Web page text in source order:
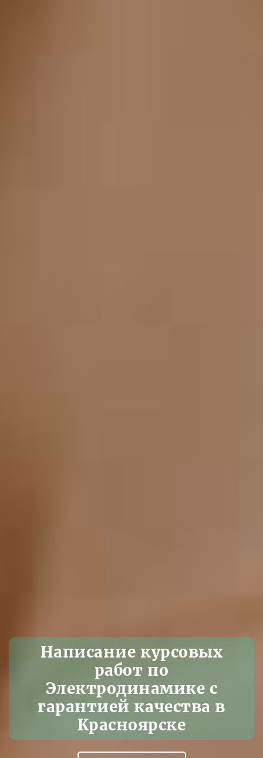
Написание курсовых
работ по
Электродинамике с
гарантией качества в
Красноярске